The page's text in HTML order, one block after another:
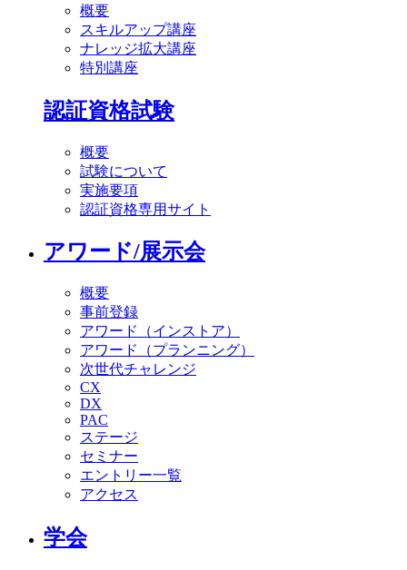
概要
スキルアップ講座
ナレッジ拡大講座
特別講座
認証資格試験
概要
試験について
実施要項
認証資格専用サイト
アワード/展示会
概要
事前登録
アワード（インストア）
アワード（プランニング）
次世代チャレンジ
CX
DX
PAC
ステージ
セミナー
エントリー一覧
アクセス
学会